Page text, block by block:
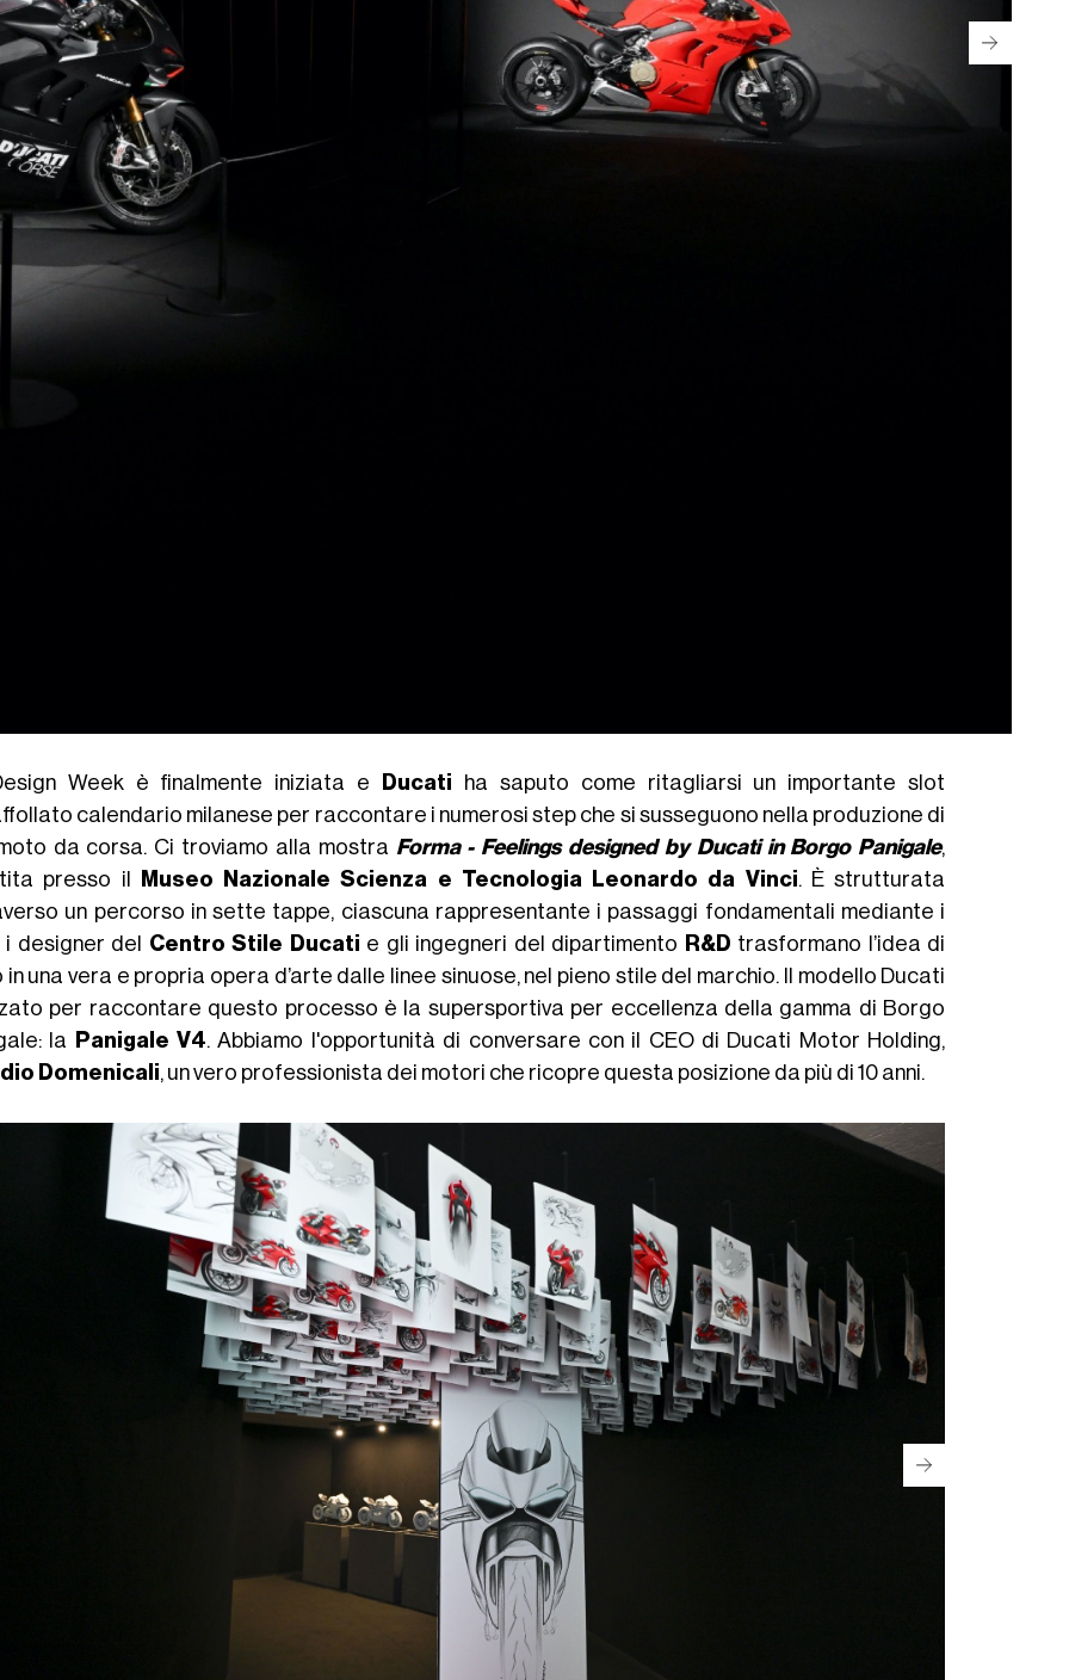
Week è finalmente iniziata e Ducati ha saputo come ritagliarsi un importante slot
calendario milanese per raccontare i numerosi step che si susseguono nella produzione di
da corsa. Ci troviamo alla mostra Forma - Feelings designed by Ducati in Borgo Panigale,
presso il
Museo Nazionale Scienza e Tecnologia Leonardo da Vinci. È strutturata
un percorso in sette tappe, ciascuna rappresentante i passaggi fondamentali mediante i
i designer del Centro Stile Ducati e gli ingegneri del dipartimento R&D trasformano l’idea di
in una vera e propria opera d’arte dalle linee sinuose, nel pieno stile del marchio. Il modello Ducati
per raccontare questo processo è la supersportiva per eccellenza della gamma di Borgo
la
Panigale V4. Abbiamo l'opportunità di conversare con il CEO di Ducati Motor Holding,
Domenicali, un vero professionista dei motori che ricopre questa posizione da più di 10 anni.